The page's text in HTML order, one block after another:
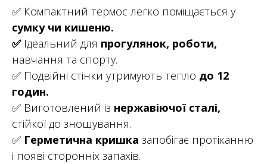
✅ Компактний термос легко поміщається у
сумку чи кишеню.
✅ Ідеальний для прогулянок, роботи,
навчання та спорту.
✅ Подвійні стінки утримують тепло до 12
годин.
✅ Виготовлений із нержавіючої сталі,
стійкої до зношування.
✅ Герметична кришка запобігає протіканню
і появі сторонніх запахів.